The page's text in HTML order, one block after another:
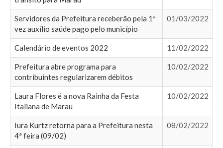
Servidores da Prefeitura receberão pela 1ª
vez auxílio saúde pago pelo município
01/03/2022
Calendário de eventos 2022 11/02/2022
Prefeitura abre programa para
contribuintes regularizarem débitos
10/02/2022
Laura Flores é a nova Rainha da Festa
Italiana de Marau
10/02/2022
Iura Kurtz retorna para a Prefeitura nesta
4ª feira (09/02)
08/02/2022